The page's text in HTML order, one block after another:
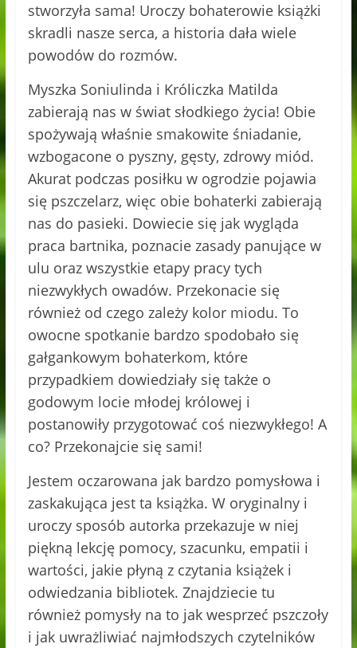
stworzyła sama! Uroczy bohaterowie książki
skradli nasze serca, a historia dała wiele
powodów do rozmów.
Myszka Soniulinda i Króliczka Matilda
zabierają nas w świat słodkiego życia! Obie
spożywają właśnie smakowite śniadanie,
wzbogacone o pyszny, gęsty, zdrowy miód.
Akurat podczas posiłku w ogrodzie pojawia
się pszczelarz, więc obie bohaterki zabierają
nas do pasieki. Dowiecie się jak wygląda
praca bartnika, poznacie zasady panujące w
ulu oraz wszystkie etapy pracy tych
niezwykłych owadów. Przekonacie się
również od czego zależy kolor miodu. To
owocne spotkanie bardzo spodobało się
gałgankowym bohaterkom, które
przypadkiem dowiedziały się także o
godowym locie młodej królowej i
postanowiły przygotować coś niezwykłego! A
co? Przekonajcie się sami!
Jestem oczarowana jak bardzo pomysłowa i
zaskakująca jest ta książka. W oryginalny i
uroczy sposób autorka przekazuje w niej
piękną lekcję pomocy, szacunku, empatii i
wartości, jakie płyną z czytania książek i
odwiedzania bibliotek. Znajdziecie tu
również pomysły na to jak wesprzeć pszczoły
i jak uwrażliwiać najmłodszych czytelników